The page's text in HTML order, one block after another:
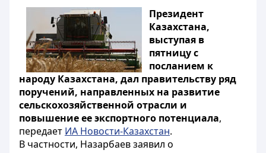
Президент
Казахстана,
выступая в
пятницу с
посланием к
народу Казахстана, дал правительству ряд
поручений, направленных на развитие
сельскохозяйственной отрасли и
повышение ее экспортного потенциала,
передает ИА Новости-Казахстан.
В частности, Назарбаев заявил о